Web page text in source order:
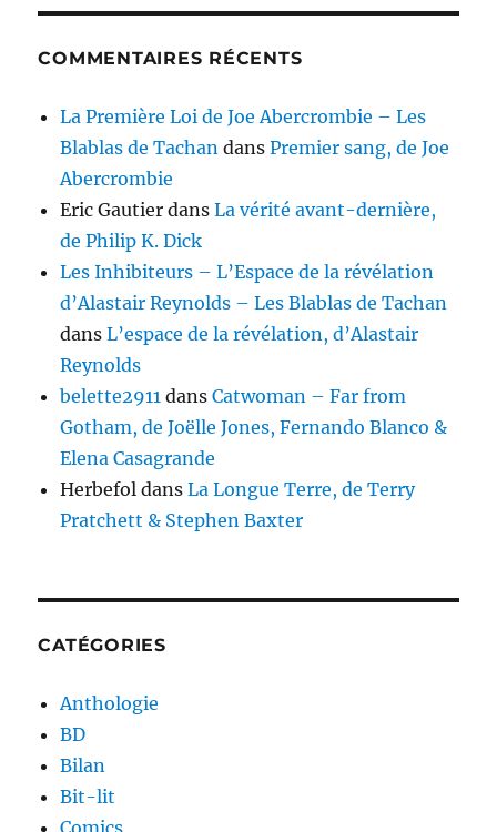
COMMENTAIRES RÉCENTS
La Première Loi de Joe Abercrombie – Les
Blablas de Tachan dansPremier sang, de Joe
Abercrombie
Eric Gautier dansLa vérité avant-dernière,
de Philip K. Dick
Les Inhibiteurs – L’Espace de la révélation
d’Alastair Reynolds – Les Blablas de Tachan
dansL’espace de la révélation, d’Alastair
Reynolds
belette2911 dansCatwoman – Far from
Gotham, de Joëlle Jones, Fernando Blanco &
Elena Casagrande
Herbefol dansLa Longue Terre, de Terry
Pratchett & Stephen Baxter
CATÉGORIES
Anthologie
BD
Bilan
Bit-lit